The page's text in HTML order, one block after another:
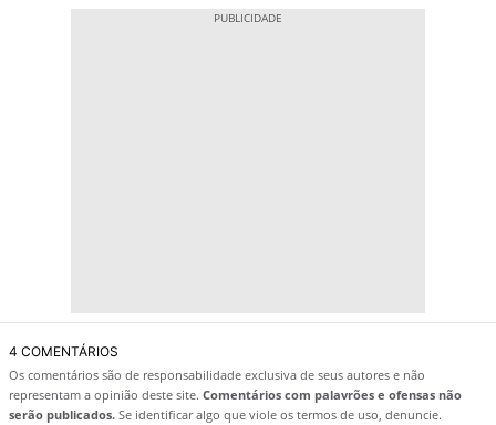
4 COMENTÁRIOS
Os comentários são de responsabilidade exclusiva de seus autores e não
representam a opinião deste site. Comentários com palavrões e ofensas não
serão publicados. Se identificar algo que viole os termos de uso, denuncie.